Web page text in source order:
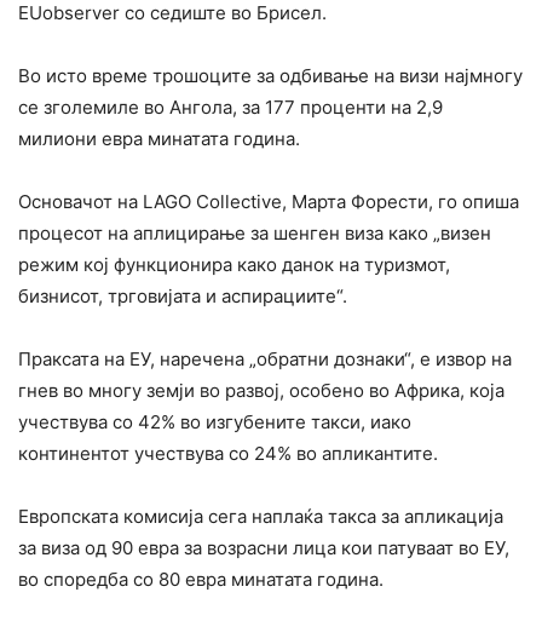
EUobserver со седиште во Брисел.
Во исто време трошоците за одбивање на визи најмногу
се зголемиле во Ангола, за 177 проценти на 2,9
милиони евра минатата година.
Основачот на LAGO Collective, Марта Форести, го опиша
процесот на аплицирање за шенген виза како „визен
режим кој функционира како данок на туризмот,
бизнисот, трговијата и аспирациите“.
Праксата на ЕУ, наречена „обратни дознаки“, е извор на
гнев во многу земји во развој, особено во Африка, која
учествува со 42% во изгубените такси, иако
континентот учествува со 24% во апликантите.
Европската комисија сега наплаќа такса за апликација
за виза од 90 евра за возрасни лица кои патуваат во ЕУ,
во споредба со 80 евра минатата година.